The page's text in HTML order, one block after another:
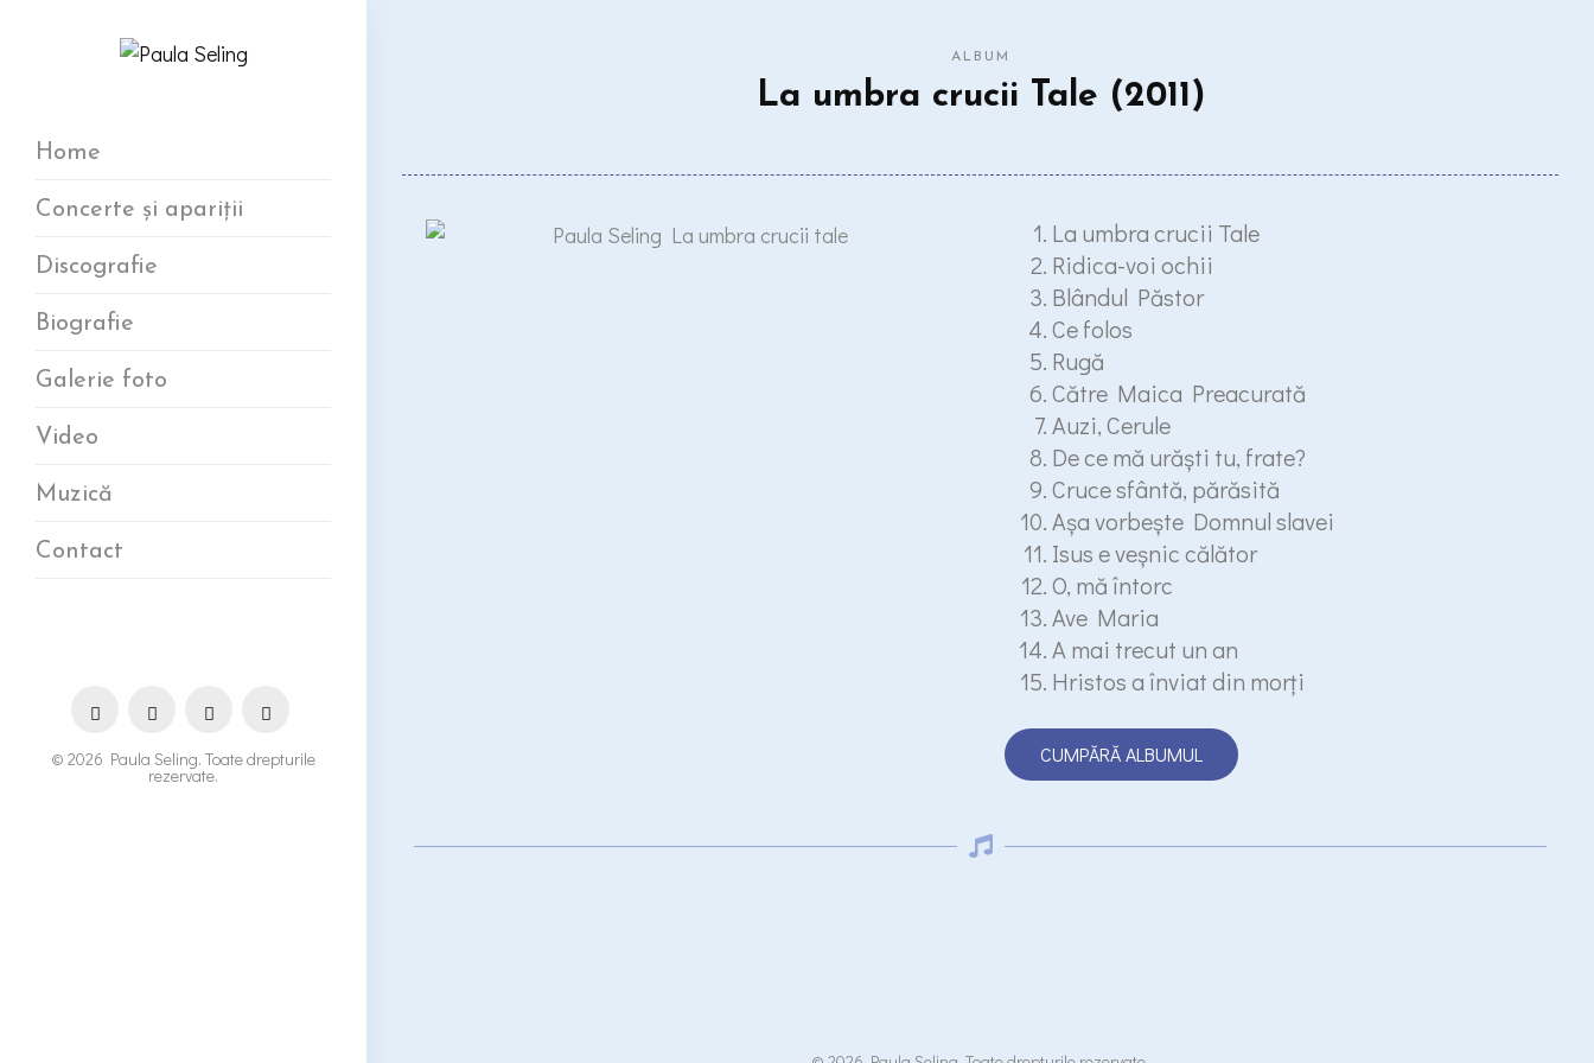
Home
Concerte și apariții
Discografie
Biografie
Galerie foto
Video
Muzică
Contact
© 2026 Paula Seling. Toate drepturile
rezervate.
ALBUM
La umbra crucii Tale (2011)
La umbra crucii Tale
Ridica-voi ochii
Blândul Păstor
Ce folos
Rugă
Către Maica Preacurată
Auzi, Cerule
De ce mă urăşti tu, frate?
Cruce sfântă, părăsită
Aşa vorbeşte Domnul slavei
Isus e veşnic călător
O, mă întorc
Ave Maria
A mai trecut un an
Hristos a înviat din morţi
CUMPĂRĂ ALBUMUL